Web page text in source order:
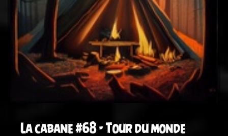
La cabane #68 - Tour du monde